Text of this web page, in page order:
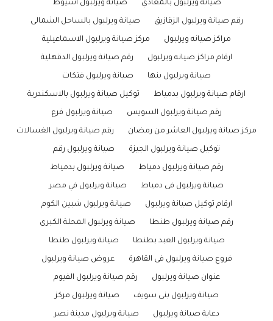
صيانة ويرلبول بالمعادي صيانة ويرلبول اسيوط
رقم صيانة ويرلبول الزقازيق صيانة ويرلبول بالساحل الشمالى
مراكز صيانه ويرلبول مركز صيانة ويرلبول الاسماعيلية
ارقام مراكز صيانه ويرلبول رقم صيانة ويرلبول الدقهلية
صيانة ويرلبول بنها صيانة ويرلبول فتكات
ارقام صيانة ويرلبول بدمياط توكيل صيانة ويرلبول بالاسكندرية
رقم صيانة ويرلبول السويس صيانة ويرلبول فرع
مركز صيانة ويرلبول العاشر من رمضان رقم صيانة ويرلبول الغسالات
توكيل صيانة ويرلبول الجيزة صيانة ويرلبول رقم
رقم صيانة ويرلبول دمياط صيانة ويرلبول بدمياط
صيانة ويرلبول فى دمياط صيانة ويرلبول في مصر
ارقام توكيل صيانة ويرلبول صيانة ويرلبول شبين الكوم
رقم صيانة ويرلبول طنطا صيانة ويرلبول المحلة الكبرى
صيانة ويرلبول العبد بطنطا صيانة ويرلبول طنطا
فروع صيانة ويرلبول فى القاهرة عروض صيانة ويرلبول
عنوان صيانة ويرلبول رقم صيانة ويرلبول الفيوم
صيانة ويرلبول بنى سويف صيانة ويرلبول مركز
دعاية صيانة ويرلبول صيانة ويرلبول مدينة نصر